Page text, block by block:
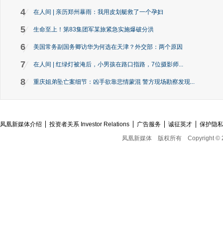
4 在人间 | 亲历郑州暴雨：我用皮划艇救了一个孕妇
5 生命至上！第83集团军某旅紧急实施爆破分洪
6 美国常务副国务卿访华为何选在天津？外交部：两个原因
7 在人间 | 红绿灯被淹后，小男孩在路口指路，7位摄影师...
8 重庆姐弟坠亡案细节：凶手欲靠悲情蒙混 警方现场勘察发现...
凤凰新媒体介绍 投资者关系 Investor Relations 广告服务 诚征英才
保护隐
凤凰新媒体
版权所有 Copyright ©